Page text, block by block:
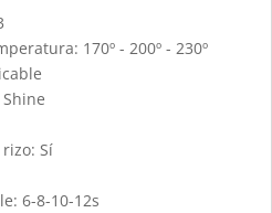
170º - 200º - 230º
Sí
6-8-10-12s